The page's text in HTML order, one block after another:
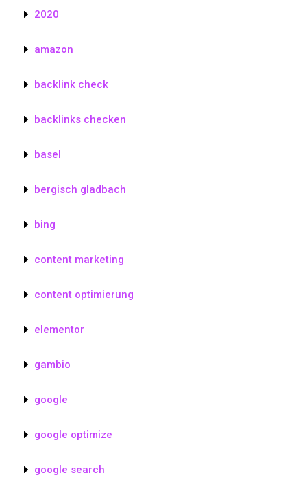
2020
amazon
backlink check
backlinks checken
basel
bergisch gladbach
bing
content marketing
content optimierung
elementor
gambio
google
google optimize
google search